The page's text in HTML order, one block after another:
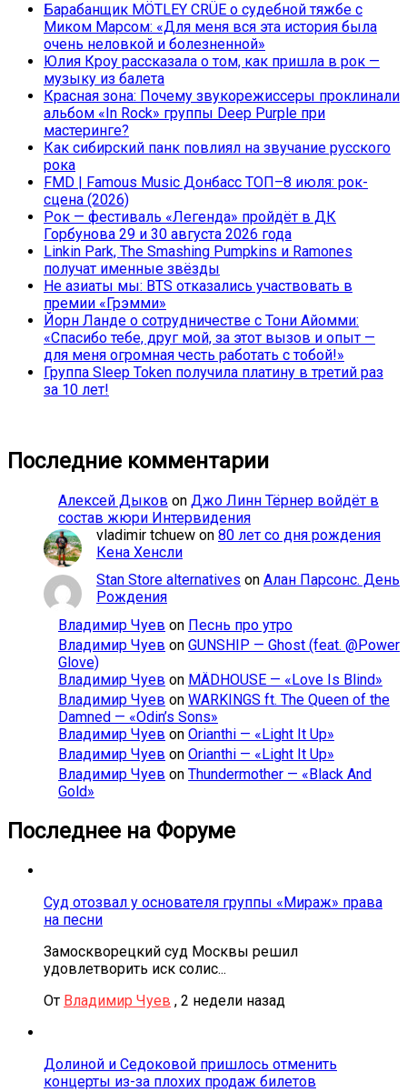
Барабанщик MÖTLEY CRÜE о судебной тяжбе с
Миком Марсом: «Для меня вся эта история была
очень неловкой и болезненной»
Юлия Кроу рассказала о том, как пришла в рок —
музыку из балета
Красная зона: Почему звукорежиссеры проклинали
альбом «In Rock» группы Deep Purple при
мастеринге?
Как сибирский панк повлиял на звучание русского
рока
FMD | Famous Music Донбасс ТОП–8 июля: рок-
сцена (2026)
Рок — фестиваль «Легенда» пройдёт в ДК
Горбунова 29 и 30 августа 2026 года
Linkin Park, The Smashing Pumpkins и Ramones
получат именные звёзды
Не азиаты мы: BTS отказались участвовать в
премии «Грэмми»
Йорн Ланде о сотрудничестве с Тони Айомми:
«Спасибо тебе, друг мой, за этот вызов и опыт —
для меня огромная честь работать с тобой!»
Группа Sleep Token получила платину в третий раз
за 10 лет!
Последние комментарии
Алексей Дыков on Джо Линн Тёрнер войдёт в
состав жюри Интервидения
vladimir tchuew on 80 лет со дня рождения
Кена Хенсли
Stan Store alternatives on Алан Парсонс. День
Рождения
Владимир Чуев on Песнь про утро
Владимир Чуев on GUNSHIP — Ghost (feat. @Power
Glove)
Владимир Чуев on MÄDHOUSE — «Love Is Blind»
Владимир Чуев on WARKINGS ft. The Queen of the
Damned — «Odin’s Sons»
Владимир Чуев on Orianthi — «Light It Up»
Владимир Чуев on Orianthi — «Light It Up»
Владимир Чуев on Thundermother — «Black And
Gold»
Последнее на Форуме
Суд отозвал у основателя группы «Мираж» права
на песни
Замоскворецкий суд Москвы решил
удовлетворить иск солис...
От Владимир Чуев , 2 недели назад
Долиной и Седоковой пришлось отменить
концерты из-за плохих продаж билетов